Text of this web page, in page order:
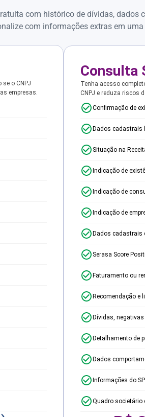
com histórico de dívidas, dados
com informações extras em
o CNPJ
empresas.
Consulta
Tenha acesso
CNPJ e reduza riscos
Confirmação de
Dados cadastrais
Situação na
Indicação de
Indicação de
Indicação de
Dados cadastrais
Serasa Score
Faturamento ou
Recomendação e
Dívidas,
Detalhamento de
Dados
Informações do
Quadro societário